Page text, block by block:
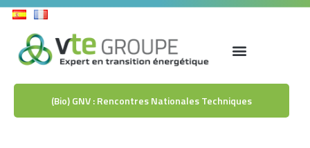
(Bio) GNV : Rencontres Nationales Techniques